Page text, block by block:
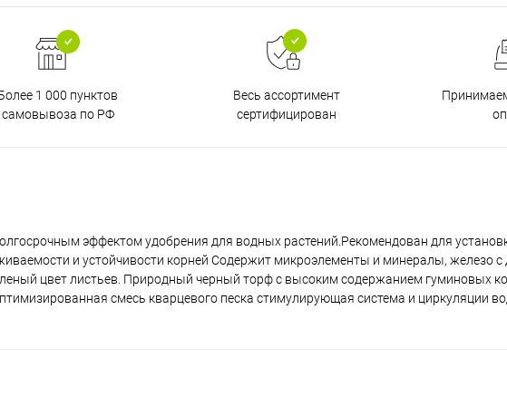
1 000 пунктов
самовывоза по РФ
Весь ассортимент
сертифицирован
эффектом удобрения для водных растений.Рекомендован для
и устойчивости корней Содержит микроэлементы и минералы, железо
цвет листьев. Природный черный торф с высоким содержанием гуминовых
смесь кварцевого песка стимулирующая система и циркуляции